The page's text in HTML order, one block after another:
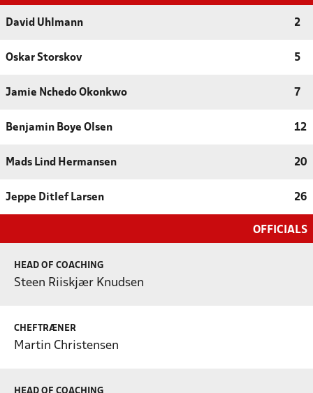
David Uhlmann 2
Oskar Storskov 5
Jamie Nchedo Okonkwo 7
Benjamin Boye Olsen 12
Mads Lind Hermansen 20
Jeppe Ditlef Larsen 26
OFFICIALS
HEAD OF COACHING
Steen Riiskjær Knudsen
CHEFTRÆNER
Martin Christensen
HEAD OF COACHING